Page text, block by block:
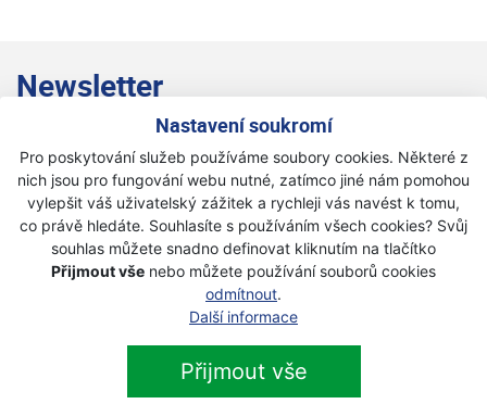
Nastavení soukromí
Pro poskytování služeb používáme soubory cookies. Některé z
nich jsou pro fungování webu nutné, zatímco jiné nám pomohou
vylepšit váš uživatelský zážitek a rychleji vás navést k tomu,
co právě hledáte. Souhlasíte s používáním všech cookies? Svůj
souhlas můžete snadno definovat kliknutím na tlačítko
Přijmout vše nebo můžete používání souborů cookies
odmítnout.
Další informace
Přijmout vše
Newsletter
Přihlaste se k odběru novinek
Zaškrtnutím souhlasím se zpracováním osobních
údajů.